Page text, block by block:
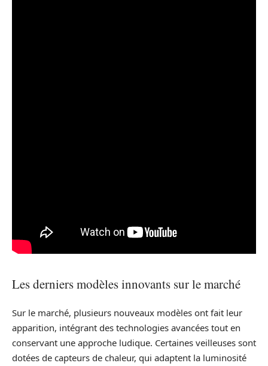
Les derniers modèles innovants sur le marché
Sur le marché, plusieurs nouveaux modèles ont fait leur
apparition, intégrant des technologies avancées tout en
conservant une approche ludique. Certaines veilleuses sont
dotées de capteurs de chaleur, qui adaptent la luminosité